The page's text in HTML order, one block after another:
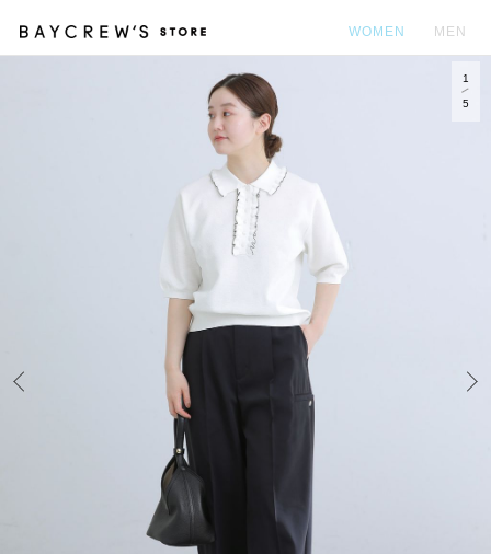
WOMEN MEN
1
5